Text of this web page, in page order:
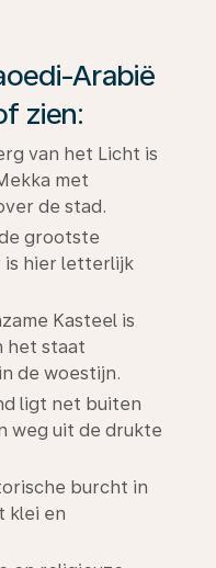
Arabië
zien:
van het Licht is
met
de stad.
grootste
is hier letterlijk
Kasteel is
het staat
de woestijn.
ligt net buiten
weg uit de drukte
burcht in
klei en